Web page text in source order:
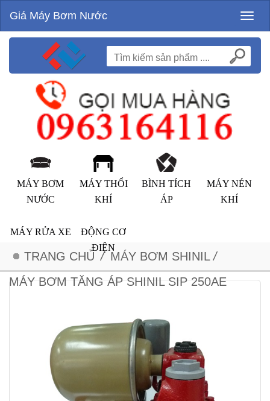
Giá Máy Bơm Nước
MÁY BƠM
NƯỚC
MÁY THỔI
KHÍ
BÌNH TÍCH
ÁP
MÁY NÉN
KHÍ
MÁY RỬA XE
ĐỘNG CƠ
ĐIỆN
TRANG CHỦ / MÁY BƠM SHINIL /
MÁY BƠM TĂNG ÁP SHINIL SIP 250AE